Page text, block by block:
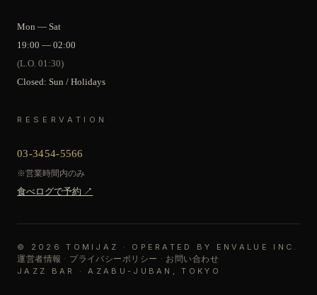
Mon — Sat
19:00 — 02:00
(L.O. 01:30)
Closed: Sun / Holidays
RESERVATION
03-3454-5566
※営業時間内のみ
食べログで予約 ↗
© 2026 TOMIJAZ · OPERATED BY ENVALUE INC.
運営者情報 · プライバシーポリシー · お問い合わせ
JAZZ BAR · AZABU-JUBAN, TOKYO